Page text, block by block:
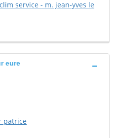
service - m. jean-yves le
eure
patrice